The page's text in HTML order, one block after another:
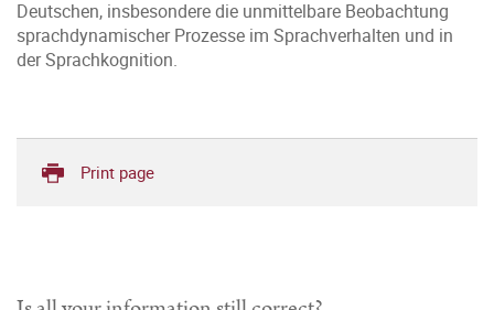
Deutschen, insbesondere die unmittelbare Beobachtung
sprachdynamischer Prozesse im Sprachverhalten und in
der Sprachkognition.
Print page